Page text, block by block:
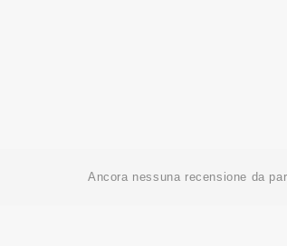
Ancora nessuna recensione da